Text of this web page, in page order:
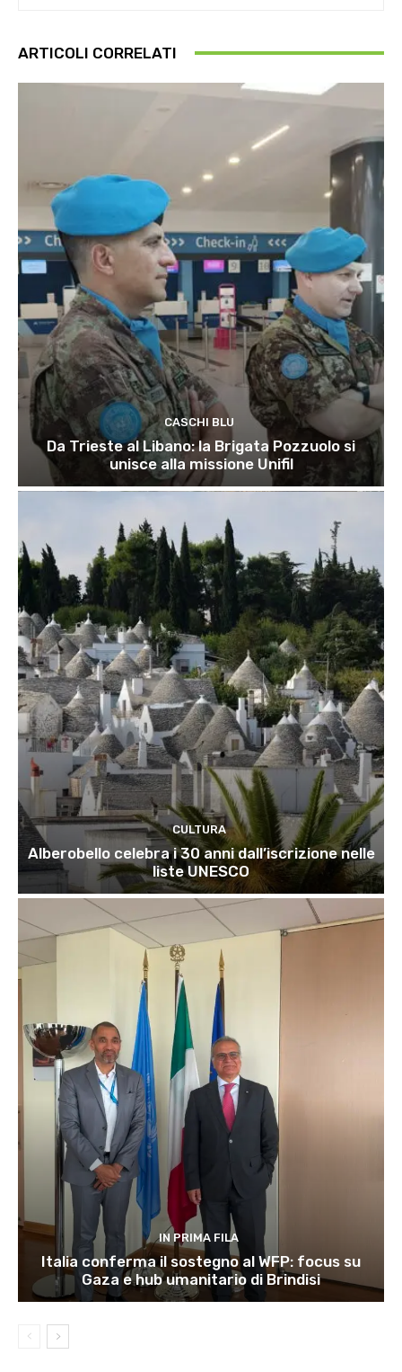
ARTICOLI CORRELATI
CASCHI BLU
Da Trieste al Libano: la Brigata Pozzuolo si
unisce alla missione Unifil
CULTURA
Alberobello celebra i 30 anni dall’iscrizione nelle
liste UNESCO
IN PRIMA FILA
Italia conferma il sostegno al WFP: focus su
Gaza e hub umanitario di Brindisi